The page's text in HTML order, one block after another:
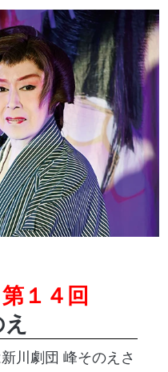
１４回
川劇団 峰そのえさ